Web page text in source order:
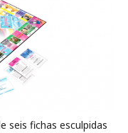
seis fichas esculpidas